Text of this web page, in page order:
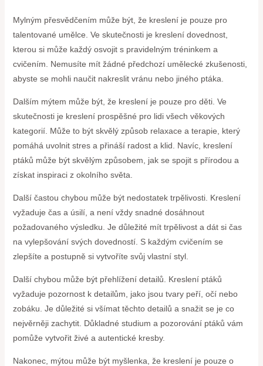
Mylným přesvědčením může být, že kreslení je pouze pro
talentované umělce. Ve skutečnosti je kreslení dovednost,
kterou si může každý osvojit s pravidelným tréninkem a
cvičením. Nemusíte mít žádné předchozí umělecké zkušenosti,
abyste se mohli naučit nakreslit vránu nebo jiného ptáka.
Dalším mýtem může být, že kreslení je pouze pro děti. Ve
skutečnosti je kreslení prospěšné pro lidi všech věkových
kategorií. Může to být skvělý způsob relaxace a terapie, který
pomáhá uvolnit stres a přináší radost a klid. Navíc, kreslení
ptáků může být skvělým způsobem, jak se spojit s přírodou a
získat inspiraci z okolního světa.
Další častou chybou může být nedostatek trpělivosti. Kreslení
vyžaduje čas a úsilí, a není vždy snadné dosáhnout
požadovaného výsledku. Je důležité mít trpělivost a dát si čas
na vylepšování svých dovedností. S každým cvičením se
zlepšíte a postupně si vytvoříte svůj vlastní styl.
Další chybou může být přehlížení detailů. Kreslení ptáků
vyžaduje pozornost k detailům, jako jsou tvary peří, očí nebo
zobáku. Je důležité si všímat těchto detailů a snažit se je co
nejvěrněji zachytit. Důkladné studium a pozorování ptáků vám
pomůže vytvořit živé a autentické kresby.
Nakonec, mýtou může být myšlenka, že kreslení je pouze o